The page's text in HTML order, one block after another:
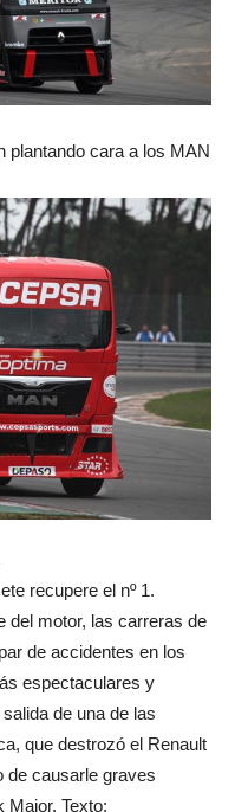
plantando cara a los MAN
recupere el nº 1.
del motor, las carreras de
de accidentes en los
espectaculares y
de una de las
que destrozó el Renault
de causarle graves
Major. Texto: